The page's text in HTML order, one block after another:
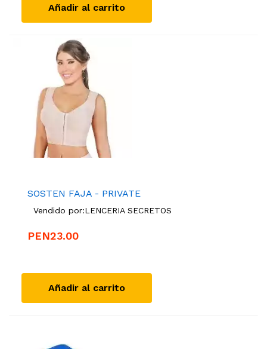
Añadir al carrito
SOSTEN FAJA - PRIVATE
Vendido por:LENCERIA SECRETOS
PEN23.00
Añadir al carrito